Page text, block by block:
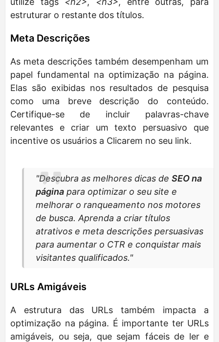
estruturar o restante dos títulos.
Meta Descrições
As meta descrições também desempenham um
papel fundamental na optimização na página.
Elas são exibidas nos resultados de pesquisa
como uma breve descrição do conteúdo.
Certifique-se de incluir palavras-chave
relevantes e criar um texto persuasivo que
incentive os usuários a Clicarem no seu link.
"Descubra as melhores dicas de SEO na
página para optimizar o seu site e
melhorar o ranqueamento nos motores
de busca. Aprenda a criar títulos
atrativos e meta descrições persuasivas
para aumentar o CTR e conquistar mais
visitantes qualificados."
URLs Amigáveis
A estrutura das URLs também impacta a
optimização na página. É importante ter URLs
amigáveis, ou seja, que sejam fáceis de ler e